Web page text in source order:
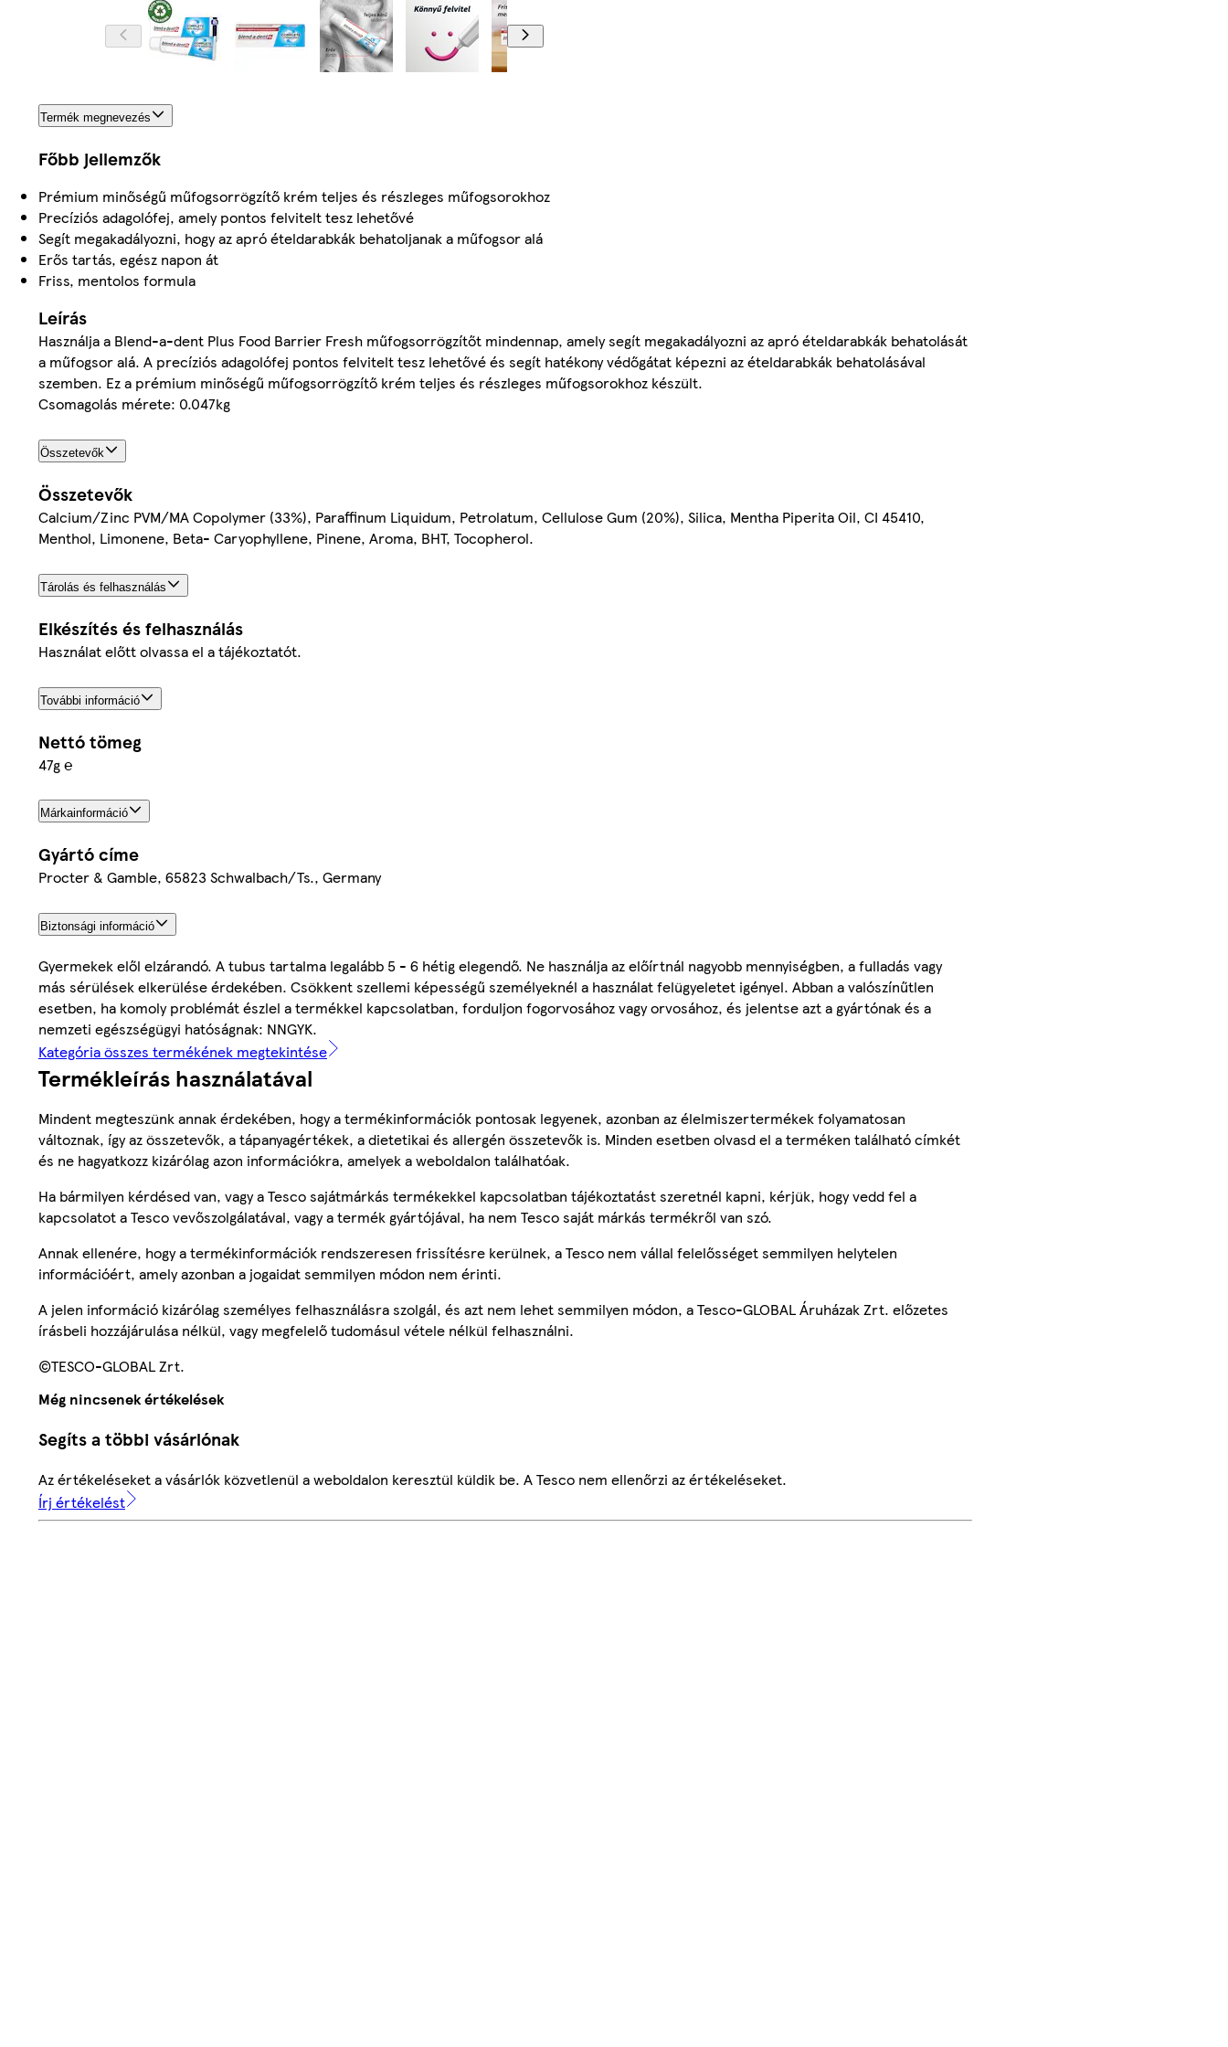
Termék megnevezés
Főbb jellemzők
Prémium minőségű műfogsorrögzítő krém teljes és részleges műfogsorokhoz
Precíziós adagolófej, amely pontos felvitelt tesz lehetővé
Segít megakadályozni, hogy az apró ételdarabkák behatoljanak a műfogsor alá
Erős tartás, egész napon át
Friss, mentolos formula
Leírás
Használja a Blend-a-dent Plus Food Barrier Fresh műfogsorrögzítőt mindennap, amely segít megakadályozni az apró ételdarabkák behatolását
a műfogsor alá. A precíziós adagolófej pontos felvitelt tesz lehetővé és segít hatékony védőgátat képezni az ételdarabkák behatolásával
szemben. Ez a prémium minőségű műfogsorrögzítő krém teljes és részleges műfogsorokhoz készült.
Csomagolás mérete: 0.047kg
Összetevők
Összetevők
Calcium/Zinc PVM/MA Copolymer (33%), Paraffinum Liquidum, Petrolatum, Cellulose Gum (20%), Silica, Mentha Piperita Oil, CI 45410,
Menthol, Limonene, Beta- Caryophyllene, Pinene, Aroma, BHT, Tocopherol.
Tárolás és felhasználás
Elkészítés és felhasználás
Használat előtt olvassa el a tájékoztatót.
További információ
Nettó tömeg
47g ℮
Márkainformáció
Gyártó címe
Procter & Gamble, 65823 Schwalbach/Ts., Germany
Biztonsági információ
Gyermekek elől elzárandó. A tubus tartalma legalább 5 - 6 hétig elegendő. Ne használja az előírtnál nagyobb mennyiségben, a fulladás vagy
más sérülések elkerülése érdekében. Csökkent szellemi képességű személyeknél a használat felügyeletet igényel. Abban a valószínűtlen
esetben, ha komoly problémát észlel a termékkel kapcsolatban, forduljon fogorvosához vagy orvosához, és jelentse azt a gyártónak és a
nemzeti egészségügyi hatóságnak: NNGYK.
Kategória összes termékének megtekintése
Termékleírás használatával
Mindent megteszünk annak érdekében, hogy a termékinformációk pontosak legyenek, azonban az élelmiszertermékek folyamatosan
változnak, így az összetevők, a tápanyagértékek, a dietetikai és allergén összetevők is. Minden esetben olvasd el a terméken található címkét
és ne hagyatkozz kizárólag azon információkra, amelyek a weboldalon találhatóak.
Ha bármilyen kérdésed van, vagy a Tesco sajátmárkás termékekkel kapcsolatban tájékoztatást szeretnél kapni, kérjük, hogy vedd fel a
kapcsolatot a Tesco vevőszolgálatával, vagy a termék gyártójával, ha nem Tesco saját márkás termékről van szó.
Annak ellenére, hogy a termékinformációk rendszeresen frissítésre kerülnek, a Tesco nem vállal felelősséget semmilyen helytelen
információért, amely azonban a jogaidat semmilyen módon nem érinti.
A jelen információ kizárólag személyes felhasználásra szolgál, és azt nem lehet semmilyen módon, a Tesco-GLOBAL Áruházak Zrt. előzetes
írásbeli hozzájárulása nélkül, vagy megfelelő tudomásul vétele nélkül felhasználni.
©TESCO-GLOBAL Zrt.
Még nincsenek értékelések
Segíts a többi vásárlónak
Az értékeléseket a vásárlók közvetlenül a weboldalon keresztül küldik be. A Tesco nem ellenőrzi az értékeléseket.
Írj értékelést